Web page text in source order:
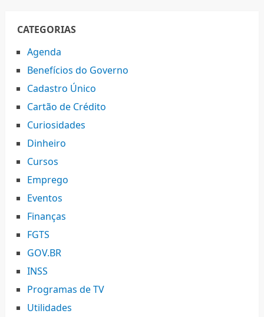
CATEGORIAS
Agenda
Benefícios do Governo
Cadastro Único
Cartão de Crédito
Curiosidades
Dinheiro
Cursos
Emprego
Eventos
Finanças
FGTS
GOV.BR
INSS
Programas de TV
Utilidades